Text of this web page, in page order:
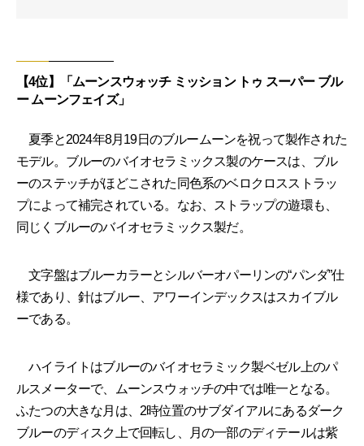
【4位】「ムーンスウォッチ ミッション トゥ スーパー ブル
ー ムーンフェイズ」
夏季と2024年8月19日のブルームーンを祝って製作された
モデル。ブルーのバイオセラミックス製のケースは、ブル
ーのステッチがほどこされた同色系のベロクロスストラッ
プによって補完されている。なお、ストラップの遊環も、
同じくブルーのバイオセラミックス製だ。
文字盤はブルーカラーとシルバーオパーリンの“パンダ”仕
様であり、針はブルー、アワーインデックスはスカイブル
ーである。
ハイライトはブルーのバイオセラミック製ベゼル上のパ
ルスメーターで、ムーンスウォッチの中では唯一となる。
ふたつの大きな月は、2時位置のサブダイアルにあるダーク
ブルーのディスク上で回転し、月の一部のディテールは紫